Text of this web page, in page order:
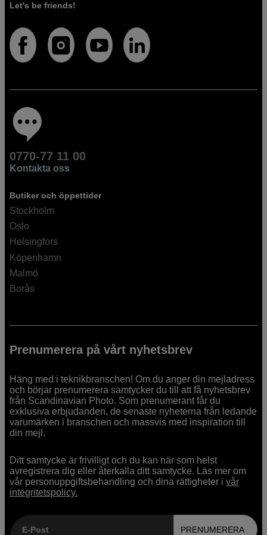
Let's be friends!
0770-77 11 00
Kontakta oss
Butiker och öppettider
Stockholm
Oslo
Helsingfors
Köpenhamn
Malmö
Borås
Prenumerera på vårt nyhetsbrev
Häng med i teknikbranschen! Om du anger din mejladress
och börjar prenumerera samtycker du till att få nyhetsbrev
från Scandinavian Photo. Som prenumerant får du
exklusiva erbjudanden, de senaste nyheterna från ledande
varumärken i branschen och massvis med inspiration till
din mejl.
Ditt samtycke är frivilligt och du kan när som helst
avregistrera dig eller återkalla ditt samtycke. Läs mer om
vår personuppgiftsbehandling och dina rättigheter ivår
integritetspolicy.
E-Post PRENUMERERA